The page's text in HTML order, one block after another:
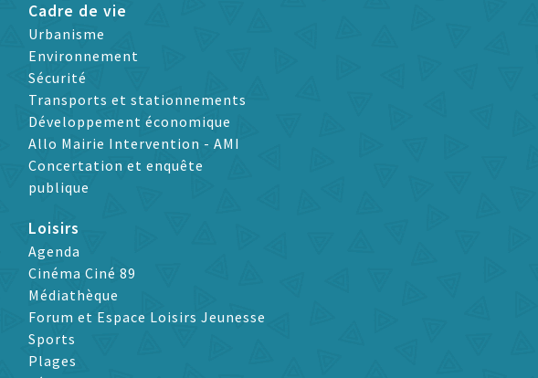
Cadre de vie
Urbanisme
Environnement
Sécurité
Transports et stationnements
Développement économique
Allo Mairie Intervention - AMI
Concertation et enquête
publique
Loisirs
Agenda
Cinéma Ciné 89
Médiathèque
Forum et Espace Loisirs Jeunesse
Sports
Plages